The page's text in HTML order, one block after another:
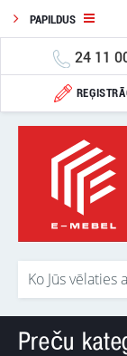
PAPILDUS
24 11
Preču